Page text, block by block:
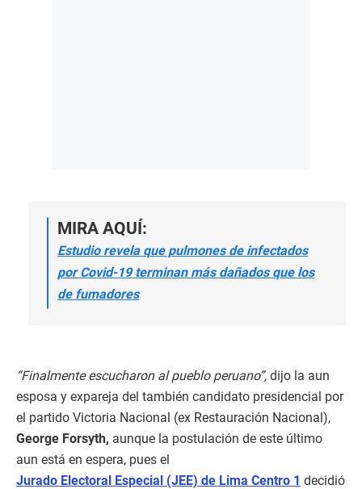
MIRA AQUÍ:
Estudio revela que pulmones de infectados
por Covid-19 terminan más dañados que los
de fumadores
“Finalmente escucharon al pueblo peruano”, dijo la aun
esposa y expareja del también candidato presidencial por
el partido Victoria Nacional (ex Restauración Nacional),
George Forsyth, aunque la postulación de este último
aun está en espera, pues el
Jurado Electoral Especial (JEE) de Lima Centro 1 decidió